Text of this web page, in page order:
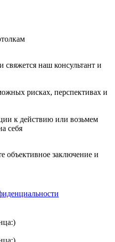
свяжется наш консультант и
рисках, перспективах и
к действию или возьмем
себя
объективное заключение и